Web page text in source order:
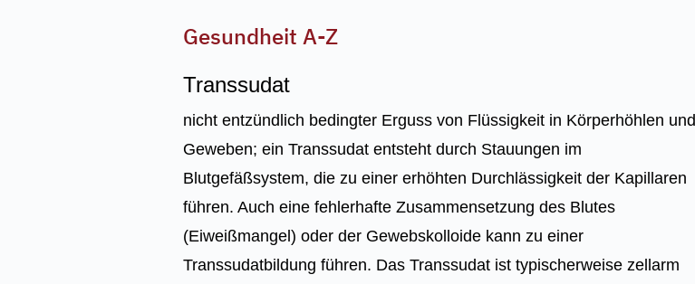
Gesundheit A-Z
Transsudat
nicht entzündlich bedingter Erguss von Flüssigkeit in Körperhöhlen und
Geweben; ein Transsudat entsteht durch Stauungen im
Blutgefäßsystem, die zu einer erhöhten Durchlässigkeit der Kapillaren
führen. Auch eine fehlerhafte Zusammensetzung des Blutes
(Eiweißmangel) oder der Gewebskolloide kann zu einer
Transsudatbildung führen. Das Transsudat ist typischerweise zellarm